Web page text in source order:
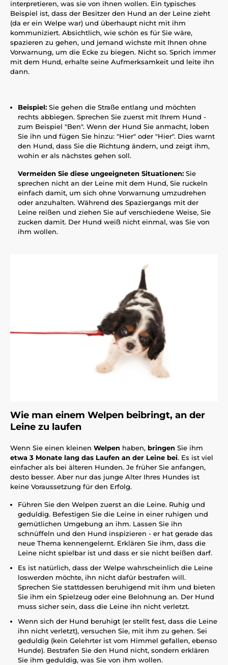
interpretieren, was sie von ihnen wollen. Ein typisches
Beispiel ist, dass der Besitzer den Hund an der Leine zieht
(da er ein Welpe war) und überhaupt nicht mit ihm
kommuniziert. Absichtlich, wie schön es für Sie wäre,
spazieren zu gehen, und jemand wichste mit Ihnen ohne
Vorwarnung, um die Ecke zu biegen. Nicht so. Sprich immer
mit dem Hund, erhalte seine Aufmerksamkeit und leite ihn
dann.
Beispiel: Sie gehen die Straße entlang und möchten
rechts abbiegen. Sprechen Sie zuerst mit Ihrem Hund -
zum Beispiel "Ben". Wenn der Hund Sie anmacht, loben
Sie ihn und fügen Sie hinzu: "Hier" oder "Hier". Dies warnt
den Hund, dass Sie die Richtung ändern, und zeigt ihm,
wohin er als nächstes gehen soll.
Vermeiden Sie diese ungeeigneten Situationen: Sie
sprechen nicht an der Leine mit dem Hund, Sie ruckeln
einfach damit, um sich ohne Vorwarnung umzudrehen
oder anzuhalten. Während des Spaziergangs mit der
Leine reißen und ziehen Sie auf verschiedene Weise, Sie
zucken damit. Der Hund weiß nicht einmal, was Sie von
ihm wollen.
Wie man einem Welpen beibringt, an der
Leine zu laufen
Wenn Sie einen kleinen Welpen haben, bringen Sie ihm
etwa 3 Monate lang das Laufen an der Leine bei. Es ist viel
einfacher als bei älteren Hunden. Je früher Sie anfangen,
desto besser. Aber nur das junge Alter Ihres Hundes ist
keine Voraussetzung für den Erfolg.
Führen Sie den Welpen zuerst an die Leine. Ruhig und
geduldig. Befestigen Sie die Leine in einer ruhigen und
gemütlichen Umgebung an ihm. Lassen Sie ihn
schnüffeln und den Hund inspizieren - er hat gerade das
neue Thema kennengelernt. Erklären Sie ihm, dass die
Leine nicht spielbar ist und dass er sie nicht beißen darf.
Es ist natürlich, dass der Welpe wahrscheinlich die Leine
loswerden möchte, ihn nicht dafür bestrafen will.
Sprechen Sie stattdessen beruhigend mit ihm und bieten
Sie ihm ein Spielzeug oder eine Belohnung an. Der Hund
muss sicher sein, dass die Leine ihn nicht verletzt.
Wenn sich der Hund beruhigt (er stellt fest, dass die Leine
ihn nicht verletzt), versuchen Sie, mit ihm zu gehen. Sei
geduldig (kein Gelehrter ist vom Himmel gefallen, ebenso
Hunde). Bestrafen Sie den Hund nicht, sondern erklären
Sie ihm geduldig, was Sie von ihm wollen.